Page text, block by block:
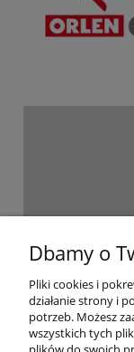
Dbamy o
Pliki cookies i
działanie strony i
potrzeb. Możesz
wszystkich tych